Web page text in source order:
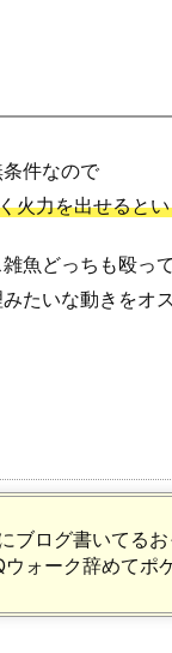
件なので
火力を出せると
魚どっちも殴っ
たいな動きをオ
ブログ書いてるお
ォーク辞めてポ